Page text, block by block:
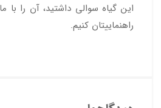
این گیاه سوالی داشتید، آن را با
راهنماییتان کنیم.